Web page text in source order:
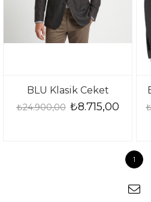
BLU Klasik Ceket
₺8.715,00
₺24.900,00
1